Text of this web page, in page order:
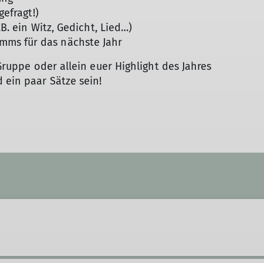
ein Witz, Gedicht, Lied…)
für das nächste Jahr
oder allein euer Highlight des Jahres
ein paar Sätze sein!